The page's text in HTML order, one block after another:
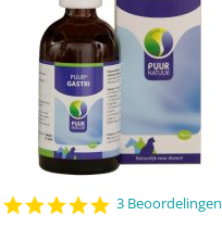
5.0
3 Beoordelingen